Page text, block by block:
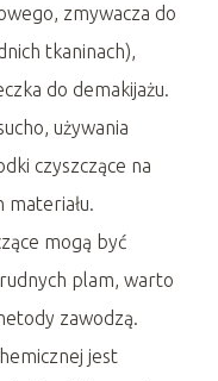
zmywacza do
tkaninach),
do demakijażu.
używania
czyszczące na
mogą być
plam, warto
zawodzą.
jest